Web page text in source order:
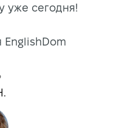
уже сегодня!